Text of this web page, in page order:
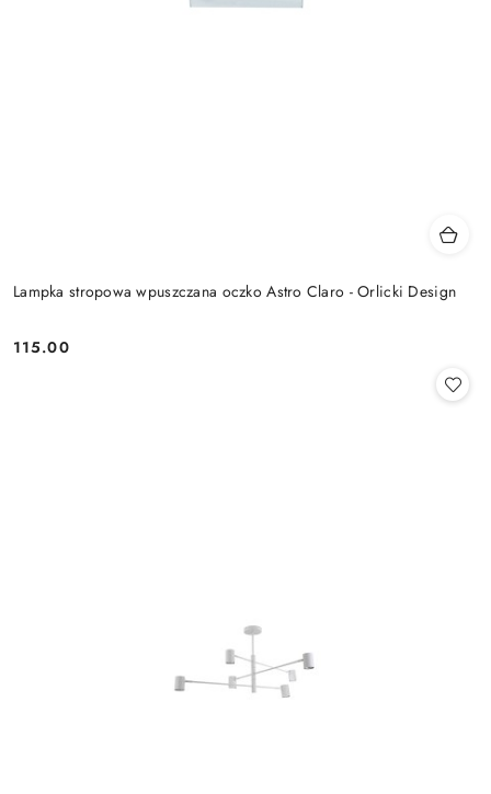
Lampka stropowa wpuszczana oczko Astro Claro - Orlicki Design
Cena:
115.00